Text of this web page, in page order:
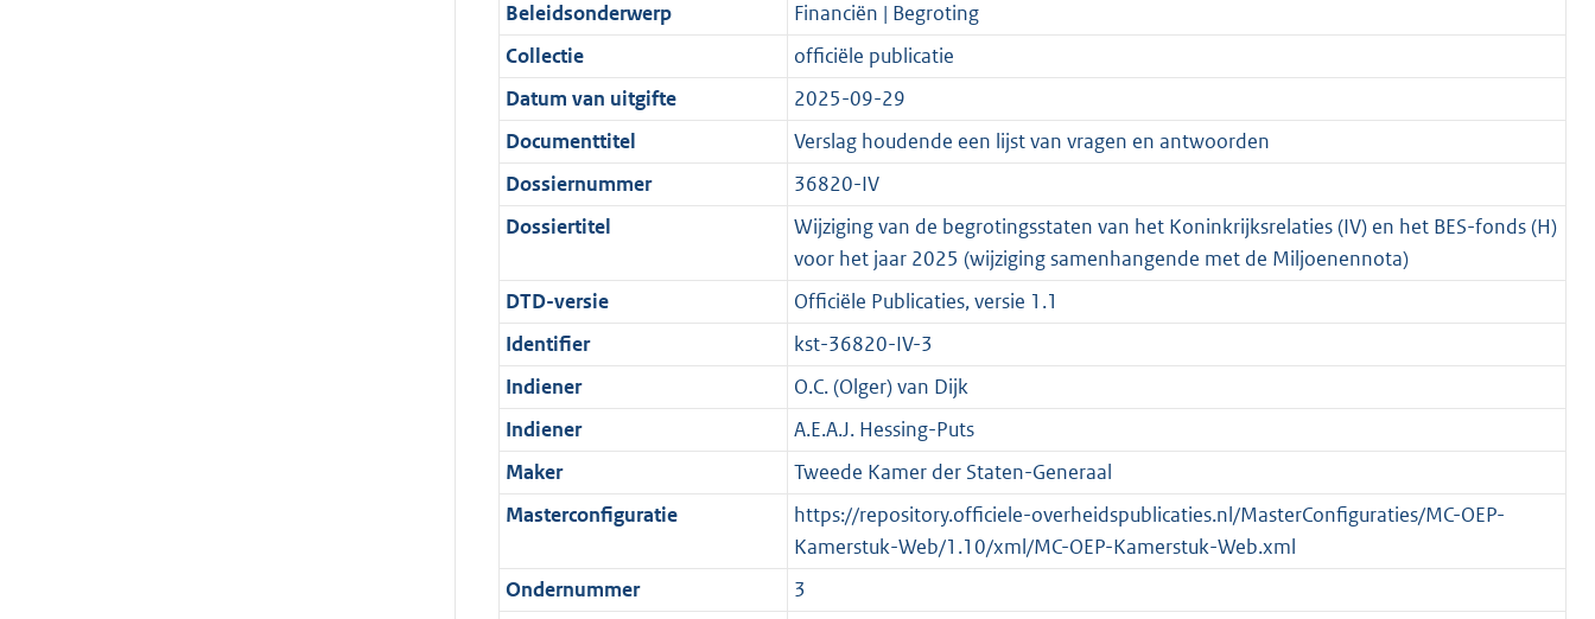
i
e
i
n
f
o
r
a
a
t
3
9
K
b
t
i
e
i
n
f
o
m
a
a
t
:
8
K
b
a
t
i
e
i
n
f
r
m
a
a
t
e
:
8
K
b
c
a
t
i
e
i
n
o
r
m
a
a
t
t
e
:
9
K
b
r
e
b
g
t
K
Beleidsonderwerp
Financiën | Begroting
Collectie
officiële publicatie
Datum van uitgifte
2025-09-29
Documenttitel
Verslag houdende een lijst van vragen en antwoorden
Dossiernummer
36820-IV
Dossiertitel
Wijziging van de begrotingsstaten van het Koninkrijksrelaties (IV) en het BES-fonds (H)
voor het jaar 2025 (wijziging samenhangende met de Miljoenennota)
DTD-versie
Officiële Publicaties, versie 1.1
Identifier
kst-36820-IV-3
Indiener
O.C. (Olger) van Dijk
Indiener
A.E.A.J. Hessing-Puts
Maker
Tweede Kamer der Staten-Generaal
Masterconfiguratie
https://repository.officiele-overheidspublicaties.nl/MasterConfiguraties/MC-OEP-
Kamerstuk-Web/1.10/xml/MC-OEP-Kamerstuk-Web.xml
Ondernummer
3